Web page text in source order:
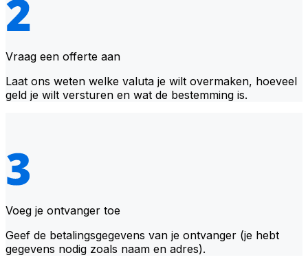
Vraag een offerte aan
Laat ons weten welke valuta je wilt overmaken, hoeveel
geld je wilt versturen en wat de bestemming is.
Voeg je ontvanger toe
Geef de betalingsgegevens van je ontvanger (je hebt
gegevens nodig zoals naam en adres).